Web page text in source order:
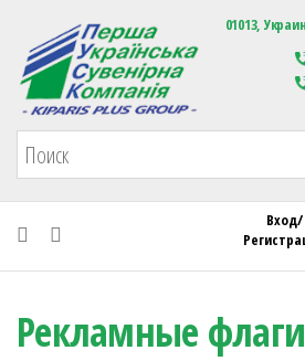
Первая Украинская Сувенирная
01013,
Вход/
Рекламные флаги